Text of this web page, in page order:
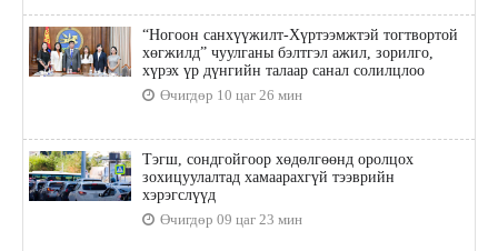
“Ногоон санхүүжилт-Хүртээмжтэй тогтвортой
хөгжилд” чуулганы бэлтгэл ажил, зорилго,
хүрэх үр дүнгийн талаар санал солилцлоо
Өчигдөр 10 цаг 26 мин
Тэгш, сондгойгоор хөдөлгөөнд оролцох
зохицуулалтад хамаарахгүй тээврийн
хэрэгслүүд
Өчигдөр 09 цаг 23 мин